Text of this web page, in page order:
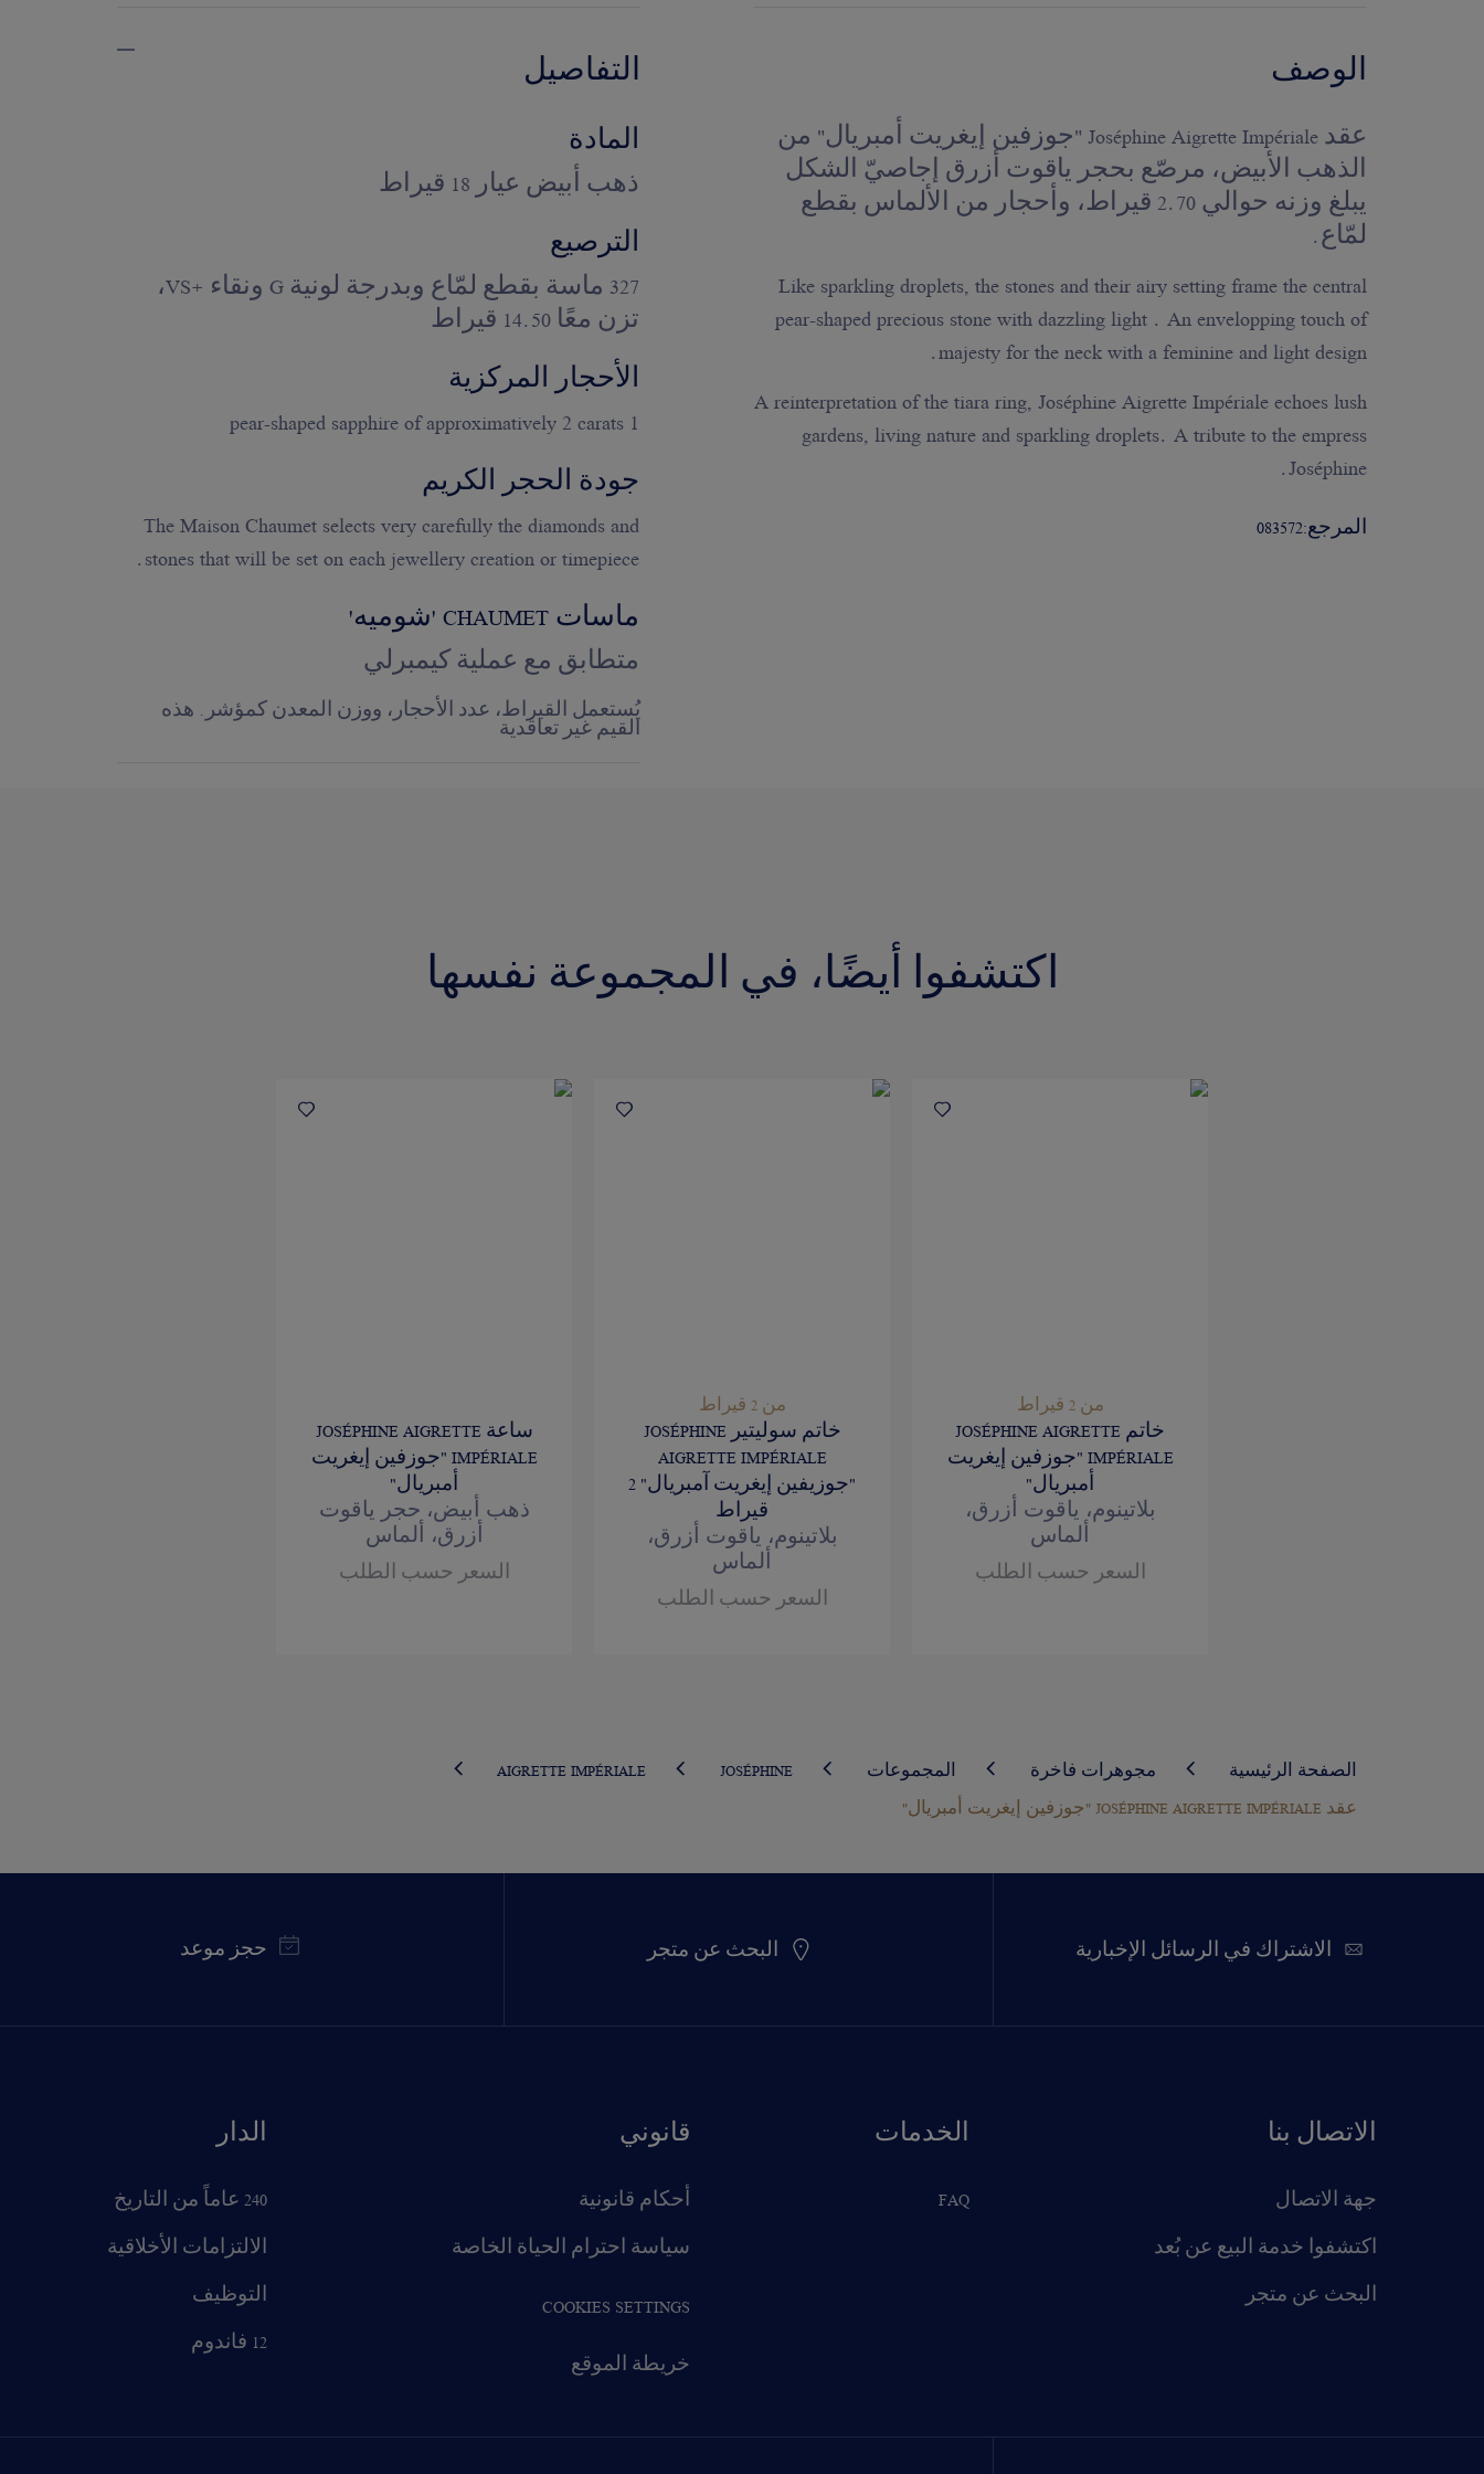
الوصف
عقد Joséphine Aigrette Impériale "جوزفين إيغريت أمبريال" من
الذهب الأبيض، مرصّع بحجر ياقوت أزرق إجاصيّ الشكل
يبلغ وزنه حوالي 2.70 قيراط، وأحجار من الألماس بقطع
لمّاع.
Like sparkling droplets, the stones and their airy setting frame the central
pear-shaped precious stone with dazzling light . An envelopping touch of
majesty for the neck with a feminine and light design.
A reinterpretation of the tiara ring, Joséphine Aigrette Impériale echoes lush
gardens, living nature and sparkling droplets. A tribute to the empress
Joséphine.
المرجع:083572
التفاصيل
المادة
ذهب أبيض عيار 18 قيراط
الترصيع
327 ماسة بقطع لمّاع وبدرجة لونية G ونقاء +VS،
تزن معًا 14.50 قيراط
الأحجار المركزية
1 pear-shaped sapphire of approximatively 2 carats
جودة الحجر الكريم
The Maison Chaumet selects very carefully the diamonds and
stones that will be set on each jewellery creation or timepiece.
ماسات CHAUMET 'شوميه'
متطابق مع عملية كيمبرلي
يُستعمل القيراط، عدد الأحجار، ووزن المعدن كمؤشر. هذه
القيم غير تعاقدية
اكتشفوا أيضًا، في المجموعة نفسها
من 2 قيراط
خاتم JOSÉPHINE AIGRETTE
IMPÉRIALE "جوزفين إيغريت
أمبريال"
بلاتينوم، ياقوت أزرق،
ألماس
السعر حسب الطلب
من 2 قيراط
خاتم سوليتير JOSÉPHINE
AIGRETTE IMPÉRIALE
"جوزيفين إيغريت آمبريال" 2
قيراط
بلاتينوم، ياقوت أزرق،
ألماس
السعر حسب الطلب
ساعة JOSÉPHINE AIGRETTE
IMPÉRIALE "جوزفين إيغريت
أمبريال"
ذهب أبيض، حجر ياقوت
أزرق، ألماس
السعر حسب الطلب
الصفحة الرئيسية مجوهرات فاخرة المجموعات JOSÉPHINE
AIGRETTE IMPÉRIALE
عقد JOSÉPHINE AIGRETTE IMPÉRIALE "جوزفين إيغريت أمبريال"
الاشتراك في الرسائل الإخبارية البحث عن متجر حجز موعد
الاتصال بنا
جهة الاتصال
اكتشفوا خدمة البيع عن بُعد
البحث عن متجر
الخدمات
FAQ
قانوني
أحكام قانونية
سياسة احترام الحياة الخاصة
COOKIES SETTINGS
خريطة الموقع
الدار
240 عاماً من التاريخ
الالتزامات الأخلاقية
التوظيف
12 فاندوم
PROCEED TO CHECKOUT
VIEW CART